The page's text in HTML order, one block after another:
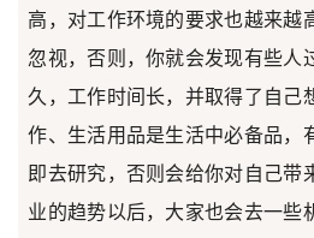
高，对工作环境的要求也越来越
忽视，否则，你就会发现有些人
久，工作时间长，并取得了自己
作、生活用品是生活中必备品，
即去研究，否则会给你对自己带
业的趋势以后，大家也会去一些